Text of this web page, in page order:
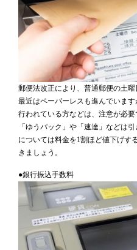
郵便法改正により、普通郵便の土曜
最近はペーパーレスも進んでいま
行われている方などは、注意が必要
「ゆうパック」や「速達」などは
については料金を1割ほど値下げす
きましょう。
●銀行振込手数料